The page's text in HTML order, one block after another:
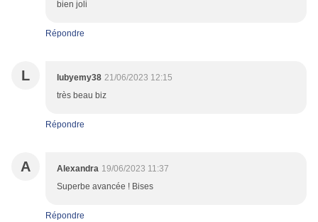
bien joli
Répondre
L lubyemy38 21/06/2023 12:15
très beau biz
Répondre
A Alexandra 19/06/2023 11:37
Superbe avancée ! Bises
Répondre